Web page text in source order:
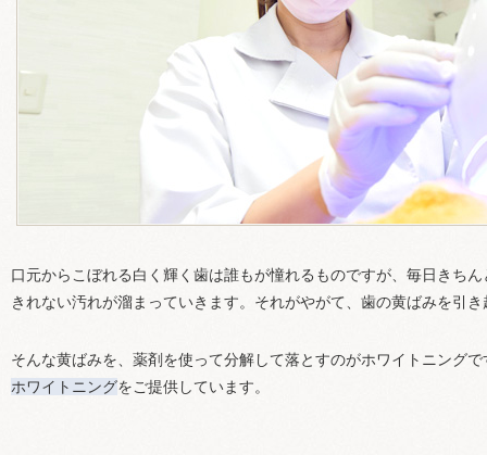
口元からこぼれる白く輝く歯は誰もが憧れるものですが、毎日きち
きれない汚れが溜まっていきます。それがやがて、歯の黄ばみを引
そんな黄ばみを、薬剤を使って分解して落とすのがホワイトニング
ホワイトニングをご提供しています。